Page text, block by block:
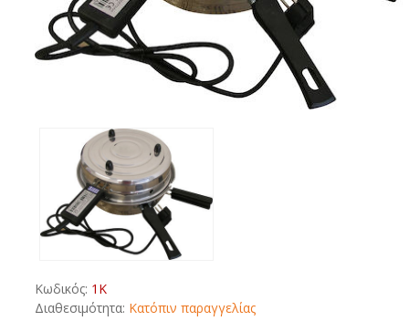
Κωδικός: 1K
Διαθεσιμότητα: Κατόπιν παραγγελίας